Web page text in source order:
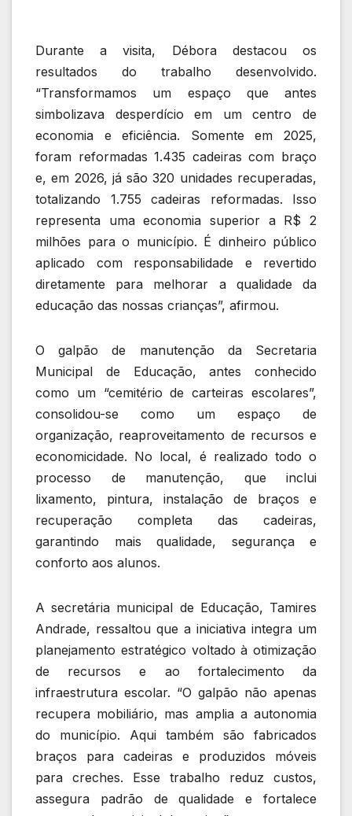
Durante a visita, Débora destacou os
resultados do trabalho desenvolvido.
“Transformamos um espaço que antes
simbolizava desperdício em um centro de
economia e eficiência. Somente em 2025,
foram reformadas 1.435 cadeiras com braço
e, em 2026, já são 320 unidades recuperadas,
totalizando 1.755 cadeiras reformadas. Isso
representa uma economia superior a R$ 2
milhões para o município. É dinheiro público
aplicado com responsabilidade e revertido
diretamente para melhorar a qualidade da
educação das nossas crianças”, afirmou.
O galpão de manutenção da Secretaria
Municipal de Educação, antes conhecido
como um “cemitério de carteiras escolares”,
consolidou-se como um espaço de
organização, reaproveitamento de recursos e
economicidade. No local, é realizado todo o
processo de manutenção, que inclui
lixamento, pintura, instalação de braços e
recuperação completa das cadeiras,
garantindo mais qualidade, segurança e
conforto aos alunos.
A secretária municipal de Educação, Tamires
Andrade, ressaltou que a iniciativa integra um
planejamento estratégico voltado à otimização
de recursos e ao fortalecimento da
infraestrutura escolar. “O galpão não apenas
recupera mobiliário, mas amplia a autonomia
do município. Aqui também são fabricados
braços para cadeiras e produzidos móveis
para creches. Esse trabalho reduz custos,
assegura padrão de qualidade e fortalece